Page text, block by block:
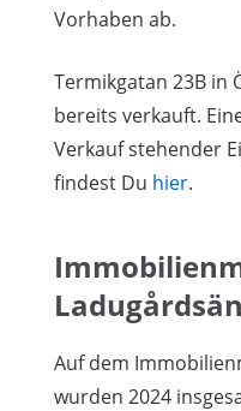
Vorhaben ab.
Termikgatan 23B in
bereits verkauft.
Verkauf stehender
findest Du hier.
Auf dem
wurden 2024